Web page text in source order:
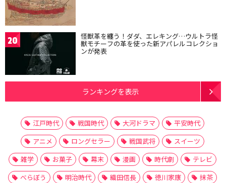
20 怪獣革を纏う！ダダ、エレキング…ウルトラ怪
獣モチーフの革を使った新アパレルコレクショ
ンが発表
ランキングを表示
江戸時代 戦国時代 大河ドラマ
平安時代
アニメ
ロングセラー 戦国武将
スイーツ
雑学
お菓子 幕末 漫画 時代劇
テレビ
べらぼう
明治時代 織田信長 徳川家康
抹茶